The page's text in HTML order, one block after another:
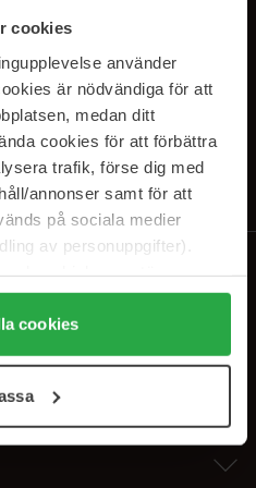
cookies
använder
är nödvändiga för att
medan ditt
cookies för att förbättra
trafik, förse dig med
annonser samt för att
på sociala medier
av personuppgifter).
cookies" accepterar du
"Detaljer" kan anpassa
kan när som helst återkalla
cookies
. Du kan melde deg